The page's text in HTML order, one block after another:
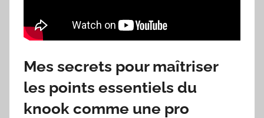
Mes secrets pour maîtriser
les points essentiels du
knook comme une pro